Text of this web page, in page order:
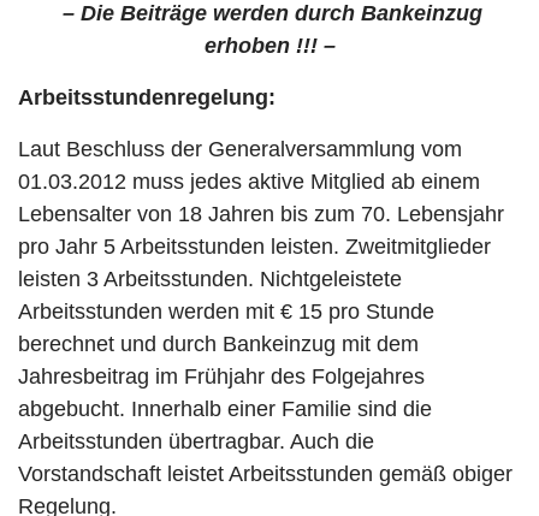
– Die Beiträge werden durch Bankeinzug
erhoben !!! –
Arbeitsstundenregelung:
Laut Beschluss der Generalversammlung vom
01.03.2012 muss jedes aktive Mitglied ab einem
Lebensalter von 18 Jahren bis zum 70. Lebensjahr
pro Jahr 5 Arbeitsstunden leisten. Zweitmitglieder
leisten 3 Arbeitsstunden. Nichtgeleistete
Arbeitsstunden werden mit € 15 pro Stunde
berechnet und durch Bankeinzug mit dem
Jahresbeitrag im Frühjahr des Folgejahres
abgebucht. Innerhalb einer Familie sind die
Arbeitsstunden übertragbar. Auch die
Vorstandschaft leistet Arbeitsstunden gemäß obiger
Regelung.